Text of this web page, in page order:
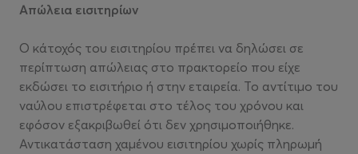
Απώλεια εισιτηρίων
Ο κάτοχός του εισιτηρίου πρέπει να δηλώσει σε
περίπτωση απώλειας στο πρακτορείο που είχε
εκδώσει το εισιτήριο ή στην εταιρεία. Το αντίτιμο του
ναύλου επιστρέφεται στο τέλος του χρόνου και
εφόσον εξακριβωθεί ότι δεν χρησιμοποιήθηκε.
Αντικατάσταση χαμένου εισιτηρίου χωρίς πληρωμή